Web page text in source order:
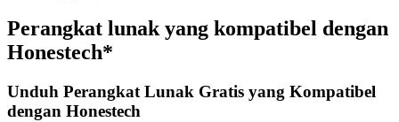
Perangkat lunak yang kompatibel dengan
Honestech*
Unduh Perangkat Lunak Gratis yang Kompatibel
dengan Honestech